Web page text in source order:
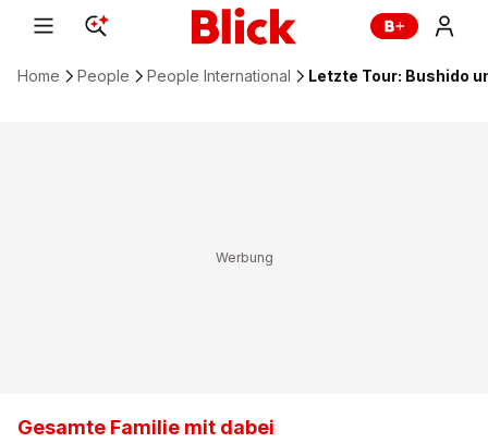
Home People People International Letzte Tour: Bushido
Gesamte Familie mit dabei